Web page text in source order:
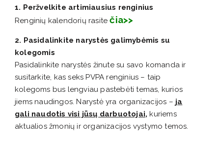
1. Peržvelkite artimiausius renginius
Renginių kalendorių rasite čia>>
2. Pasidalinkite narystės galimybėmis su
kolegomis
Pasidalinkite narystės žinute su savo komanda ir
susitarkite, kas seks PVPA renginius – taip
kolegoms bus lengviau pastebėti temas, kurios
jiems naudingos. Narystė yra organizacijos – ja
gali naudotis visi jūsų darbuotojai, kuriems
aktualios žmonių ir organizacijos vystymo temos.